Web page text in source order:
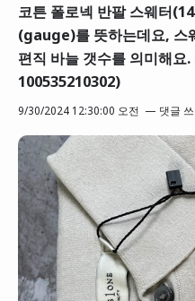
코튼 폴로넥 반팔 스웨터
(gauge)를 뜻하는데요, 스
편직 바늘 갯수를 의미해요
100535210302)
9/30/2024 12:30:00 오전 댓글